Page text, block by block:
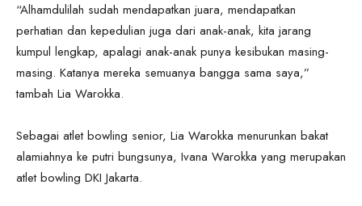
“Alhamdulilah sudah mendapatkan juara, mendapatkan
perhatian dan kepedulian juga dari anak-anak, kita jarang
kumpul lengkap, apalagi anak-anak punya kesibukan masing-
masing. Katanya mereka semuanya bangga sama saya,”
tambah Lia Warokka.
Sebagai atlet bowling senior, Lia Warokka menurunkan bakat
alamiahnya ke putri bungsunya, Ivana Warokka yang merupakan
atlet bowling DKI Jakarta.